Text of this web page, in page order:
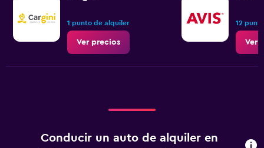
1 punto de alquiler
Ver precios
12
Ver
Conducir un auto de alquiler en